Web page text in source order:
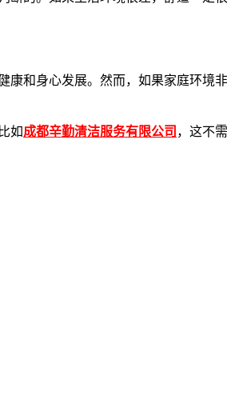
和身心发展。然而，如果家庭环境
如成都辛勤清洁服务有限公司 ，这不